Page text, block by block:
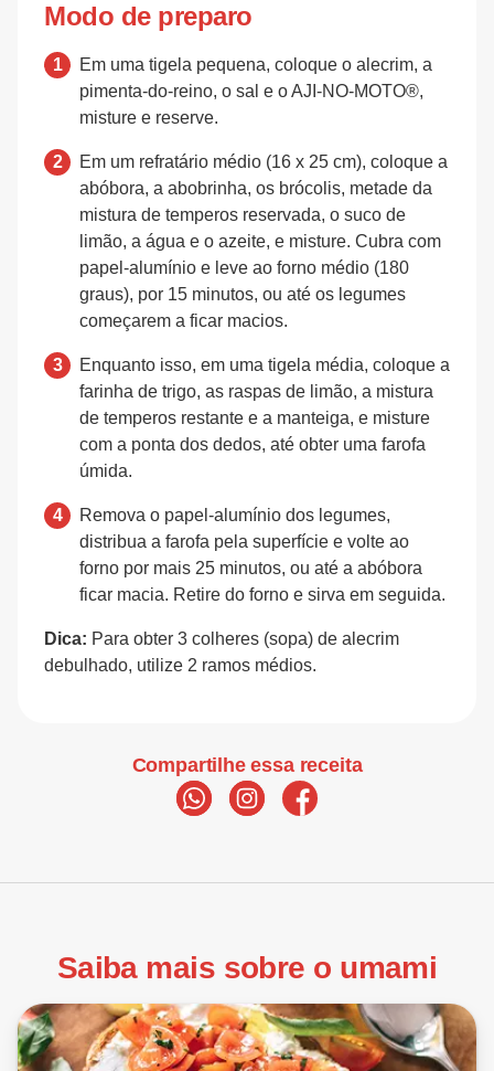
Modo de preparo
Em uma tigela pequena, coloque o alecrim, a
pimenta-do-reino, o sal e o AJI-NO-MOTO®,
misture e reserve.
Em um refratário médio (16 x 25 cm), coloque a
abóbora, a abobrinha, os brócolis, metade da
mistura de temperos reservada, o suco de
limão, a água e o azeite, e misture. Cubra com
papel-alumínio e leve ao forno médio (180
graus), por 15 minutos, ou até os legumes
começarem a ficar macios.
Enquanto isso, em uma tigela média, coloque a
farinha de trigo, as raspas de limão, a mistura
de temperos restante e a manteiga, e misture
com a ponta dos dedos, até obter uma farofa
úmida.
Remova o papel-alumínio dos legumes,
distribua a farofa pela superfície e volte ao
forno por mais 25 minutos, ou até a abóbora
ficar macia. Retire do forno e sirva em seguida.
Dica: Para obter 3 colheres (sopa) de alecrim
debulhado, utilize 2 ramos médios.
Compartilhe essa receita
Saiba mais sobre o umami